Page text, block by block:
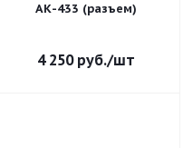
АК-433 (разъем)
4 250руб./шт